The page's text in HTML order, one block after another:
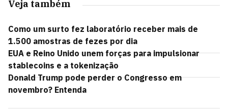
Veja também
Como um surto fez laboratório receber mais de
1.500 amostras de fezes por dia
EUA e Reino Unido unem forças para impulsionar
stablecoins e a tokenização
Donald Trump pode perder o Congresso em
novembro? Entenda